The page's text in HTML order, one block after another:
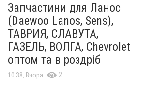
Запчастини для Ланос
(Daewoo Lanos, Sens),
ТАВРИЯ, СЛАВУТА,
ГАЗЕЛЬ, ВОЛГА, Chevrolet
оптом та в роздріб
10:38, Вчора 2